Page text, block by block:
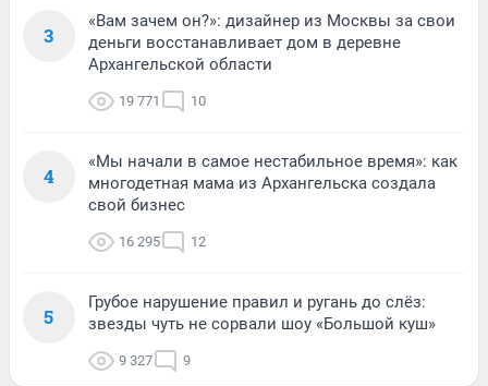
3
«Вам зачем он?»: дизайнер из Москвы за свои
деньги восстанавливает дом в деревне
Архангельской области
19 771 10
4
«Мы начали в самое нестабильное время»: как
многодетная мама из Архангельска создала
свой бизнес
16 295 12
5
Грубое нарушение правил и ругань до слёз:
звезды чуть не сорвали шоу «Большой куш»
9 327 9